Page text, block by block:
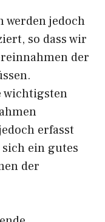
werden jedoch
so dass wir
der
wichtigsten
erfasst
ein gutes
der